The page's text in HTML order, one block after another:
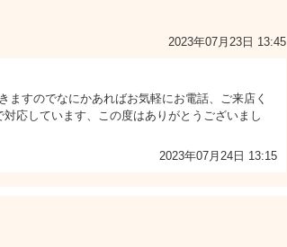
2023年07月23日 13:45
すのでなにかあればお気軽にお電話、ご来店く
応しています、この度はありがとうございまし
2023年07月24日 13:15